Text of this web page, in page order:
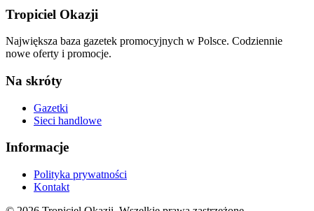
Tropiciel Okazji
Największa baza gazetek promocyjnych w Polsce. Codziennie
nowe oferty i promocje.
Na skróty
Gazetki
Sieci handlowe
Informacje
Polityka prywatności
Kontakt